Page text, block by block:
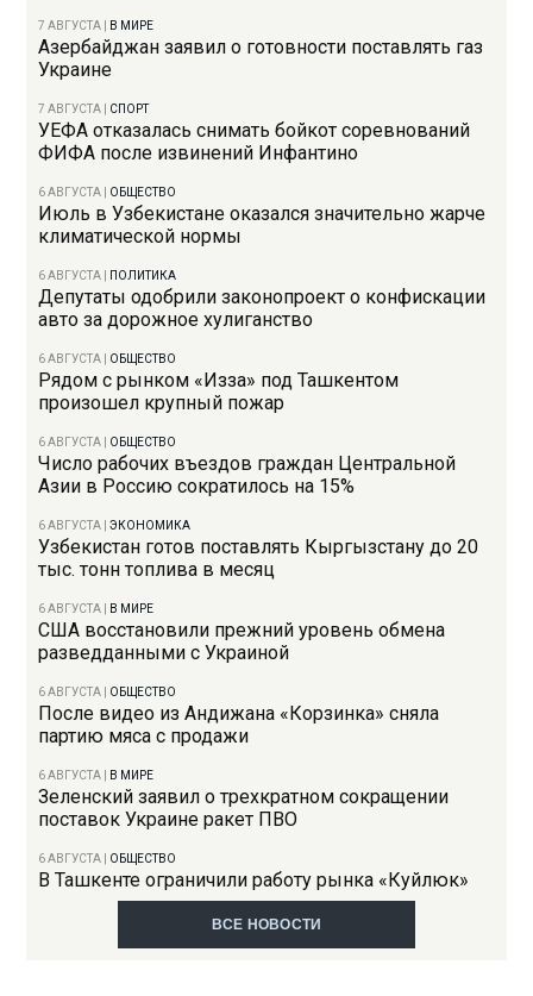
7 АВГУСТА В МИРЕ
Азербайджан заявил о готовности поставлять газ
Украине
7 АВГУСТА СПОРТ
УЕФА отказалась снимать бойкот соревнований
ФИФА после извинений Инфантино
6 АВГУСТА ОБЩЕСТВО
Июль в Узбекистане оказался значительно жарче
климатической нормы
6 АВГУСТА ПОЛИТИКА
Депутаты одобрили законопроект о конфискации
авто за дорожное хулиганство
6 АВГУСТА ОБЩЕСТВО
Рядом с рынком «Изза» под Ташкентом
произошел крупный пожар
6 АВГУСТА ОБЩЕСТВО
Число рабочих въездов граждан Центральной
Азии в Россию сократилось на 15%
6 АВГУСТА |ЭКОНОМИКА
Узбекистан готов поставлять Кыргызстану до 20
тыс. тонн топлива в месяц
6 АВГУСТА В МИРЕ
США восстановили прежний уровень обмена
разведданными с Украиной
6 АВГУСТА ОБЩЕСТВО
После видео из Андижана «Корзинка» сняла
партию мяса с продажи
6 АВГУСТА В МИРЕ
Зеленский заявил о трехкратном сокращении
поставок Украине ракет ПВО
6 АВГУСТА ОБЩЕСТВО
В Ташкенте ограничили работу рынка «Куйлюк»
ВСЕ НОВОСТИ